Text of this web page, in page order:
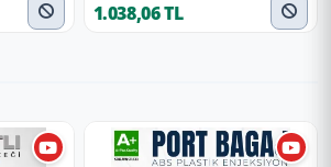
1.038,06 TL